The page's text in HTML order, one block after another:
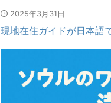
2025年3月31日
現地在住ガイドが日本語